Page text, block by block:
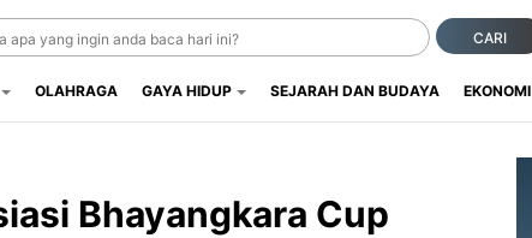
CARI
OLAHRAGA GAYA HIDUP SEJARAH DAN BUDAYA EKONOMI
Bhayangkara Cup